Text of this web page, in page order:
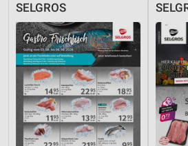
SELGROS